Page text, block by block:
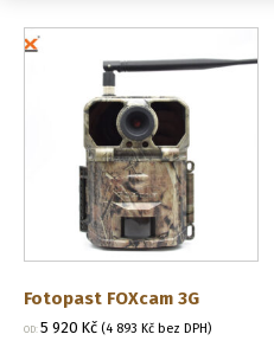
Fotopast FOXcam 3G
OD: 5 920 Kč (4 893 Kč bez DPH)